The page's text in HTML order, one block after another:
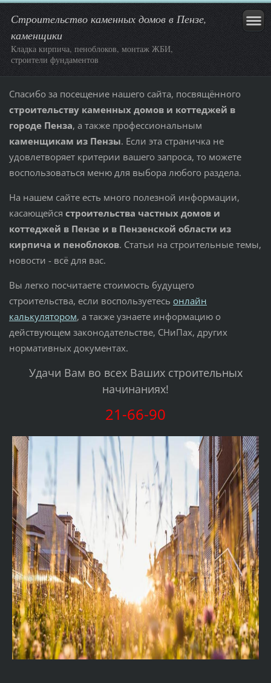
Строительство каменных домов в Пензе,
каменщики
Кладка кирпича, пеноблоков, монтаж ЖБИ,
строители фундаментов
Спасибо за посещение нашего сайта, посвящённого
строительству каменных домов и коттеджей в
городе Пенза, а также профессиональным
каменщикам из Пензы. Если эта страничка не
удовлетворяет критерии вашего запроса, то можете
воспользоваться меню для выбора любого раздела.
На нашем сайте есть много полезной информации,
касающейся строительства частных домов и
коттеджей в Пензе и в Пензенской области из
кирпича и пеноблоков. Статьи на строительные темы,
новости - всё для вас.
Вы легко посчитаете стоимость будущего
строительства, если воспользуетесь онлайн
калькулятором, а также узнаете информацию о
действующем законодательстве, СНиПах, других
нормативных документах.
Удачи Вам во всех Ваших строительных
начинаниях!
21-66-90